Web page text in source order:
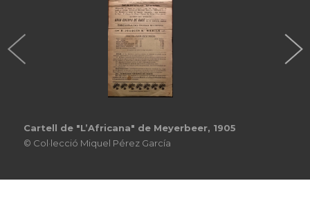
Cartell de "L’Africana" de Meyerbeer, 1905
© Col·lecció Miquel Pérez García